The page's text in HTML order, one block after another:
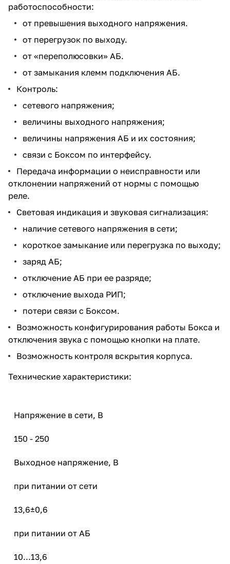
работоспособности:
от превышения выходного напряжения.
от перегрузок по выходу.
от «переполюсовки» АБ.
от замыкания клемм подключения АБ.
Контроль:
сетевого напряжения;
величины выходного напряжения;
величины напряжения АБ и их состояния;
связи с Боксом по интерфейсу.
Передача информации о неисправности или
отклонении напряжений от нормы с помощью
реле.
Световая индикация и звуковая сигнализация:
наличие сетевого напряжения в сети;
короткое замыкание или перегрузка по выходу;
заряд АБ;
отключение АБ при ее разряде;
отключение выхода РИП;
потери связи с Боксом.
Возможность конфигурирования работы Бокса и
отключения звука с помощью кнопки на плате.
Возможность контроля вскрытия корпуса.
Технические характеристики:
Напряжение в сети, В
150 - 250
Выходное напряжение, В
при питании от сети
13,6±0,6
при питании от АБ
10...13,6